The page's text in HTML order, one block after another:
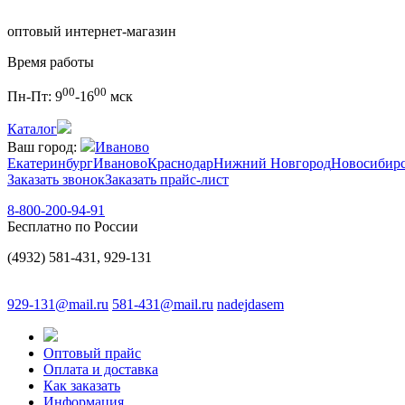
оптовый интернет-магазин
Время работы
Пн-Пт: 900-1600 мск
Каталог
Ваш город:
Иваново
ЕкатеринбургИвановоКраснодарНижний Новгород
Заказать звонокЗаказать прайс-лист
8-800-200-94-91
Бесплатно по России
(4932) 581-431, 929-131
929-131@mail.ru 581-431@mail.ru nadejdasem
Оптовый прайс
Оплата и доставка
Как заказать